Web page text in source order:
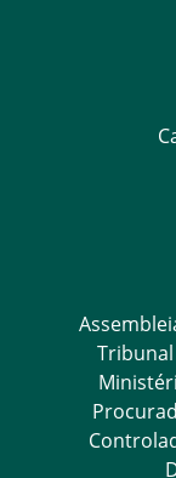
Tribunal